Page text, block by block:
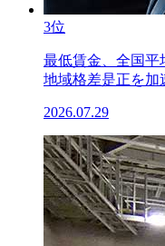
3位
最低賃金、全国平
地域格差是正を加
2026.07.29